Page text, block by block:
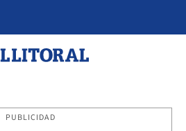
PUBLICIDAD